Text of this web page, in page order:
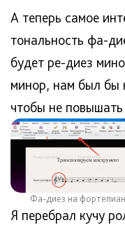
А теперь самое
тональность фа-
будет ре-диез
минор, нам был бы
чтобы не
Фа-диез на
Я перебрал кучу